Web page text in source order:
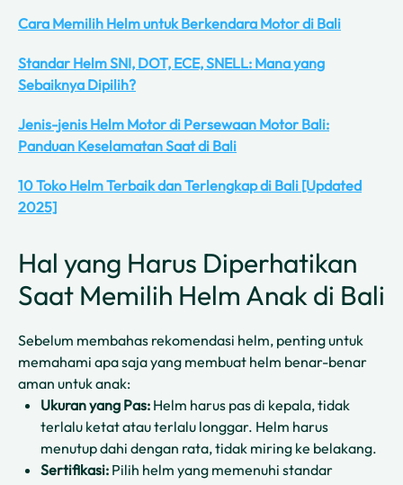
Cara Memilih Helm untuk Berkendara Motor di Bali
Standar Helm SNI, DOT, ECE, SNELL: Mana yang
Sebaiknya Dipilih?
Jenis-jenis Helm Motor di Persewaan Motor Bali:
Panduan Keselamatan Saat di Bali
10 Toko Helm Terbaik dan Terlengkap di Bali [Updated
2025]
Hal yang Harus Diperhatikan
Saat Memilih Helm Anak di Bali
Sebelum membahas rekomendasi helm, penting untuk
memahami apa saja yang membuat helm benar-benar
aman untuk anak:
Ukuran yang Pas: Helm harus pas di kepala, tidak
terlalu ketat atau terlalu longgar. Helm harus
menutup dahi dengan rata, tidak miring ke belakang.
Sertifikasi: Pilih helm yang memenuhi standar